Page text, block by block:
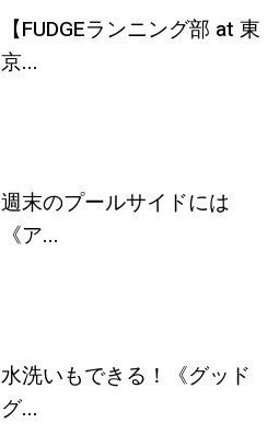
【FUDGEランニング部 at 東
京...
週末のプールサイドには
《ア...
水洗いもできる！《グッド
グ...